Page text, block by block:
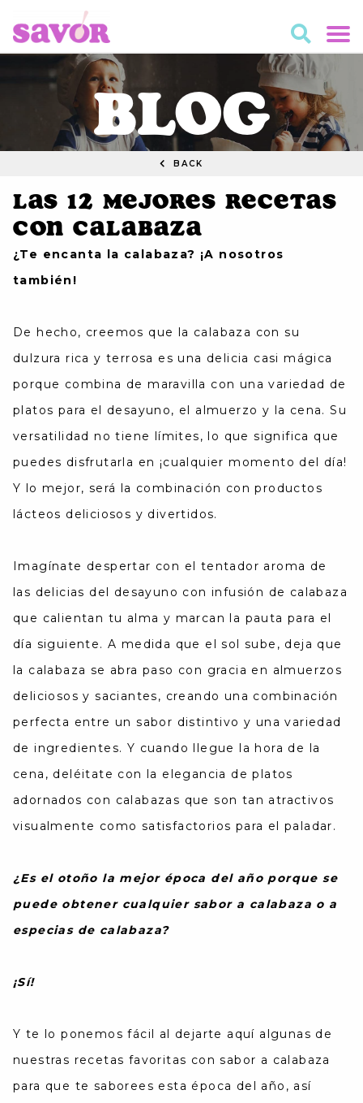
BLOG
BACK
Las 12 Mejores Recetas
con Calabaza
¿Te encanta la calabaza? ¡A nosotros
también!
De hecho, creemos que la calabaza con su
dulzura rica y terrosa es una delicia casi mágica
porque combina de maravilla con una variedad de
platos para el desayuno, el almuerzo y la cena. Su
versatilidad no tiene límites, lo que significa que
puedes disfrutarla en ¡cualquier momento del día!
Y lo mejor, será la combinación con productos
lácteos deliciosos y divertidos.
Imagínate despertar con el tentador aroma de
las delicias del desayuno con infusión de calabaza
que calientan tu alma y marcan la pauta para el
día siguiente. A medida que el sol sube, deja que
la calabaza se abra paso con gracia en almuerzos
deliciosos y saciantes, creando una combinación
perfecta entre un sabor distintivo y una variedad
de ingredientes. Y cuando llegue la hora de la
cena, deléitate con la elegancia de platos
adornados con calabazas que son tan atractivos
visualmente como satisfactorios para el paladar.
¿Es el otoño la mejor época del año porque se
puede obtener cualquier sabor a calabaza o a
especias de calabaza?
¡Sí!
Y te lo ponemos fácil al dejarte aquí algunas de
nuestras recetas favoritas con sabor a calabaza
para que te saborees esta época del año, así